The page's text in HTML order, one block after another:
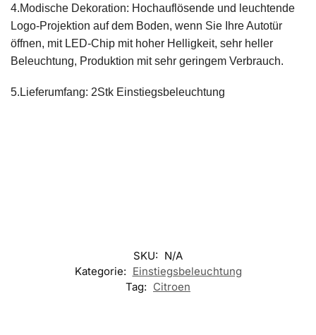
4.Modische Dekoration: Hochauflösende und leuchtende
Logo-Projektion auf dem Boden, wenn Sie Ihre Autotür
öffnen, mit LED-Chip mit hoher Helligkeit, sehr heller
Beleuchtung, Produktion mit sehr geringem Verbrauch.
5.Lieferumfang: 2Stk Einstiegsbeleuchtung
SKU: N/A
Kategorie: Einstiegsbeleuchtung
Tag: Citroen